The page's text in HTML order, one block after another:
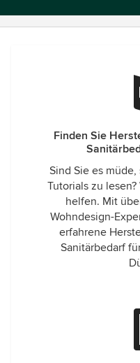
Finden Sie
Sind Sie es
Tutorials zu
helfen. Mit
Wohndesign-
erfahrene
Sanitärbedarf